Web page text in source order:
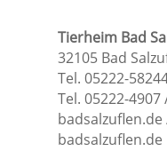
Tierheim Bad
32105 Bad
Tel. 05222-
Tel. 05222-
badsalzuflen.de
badsalzuflen.de